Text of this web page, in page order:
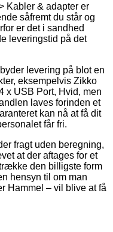
Kabler & adapter er
såfremt du står og
er det i sandhed
leveringstid på det
levering på blot en
eksempelvis Zikko
x USB Port, Hvid, men
laves forinden et
kan nå at få dit
får fri.
fragt uden beregning,
at der aftages for et
den billigste form
hensyn til om man
Hammel – vil blive at få